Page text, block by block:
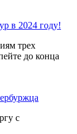
в 2024 году!
трех
до конца
с